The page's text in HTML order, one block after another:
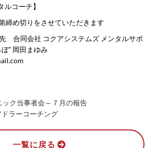
コーチ】
締め切りをさせていただきます
合同会社 コクアシステムズ メンタルサポ
” 岡田まゆみ
ック当事者会～７月の報告
ドラーコーチング
一覧に戻る